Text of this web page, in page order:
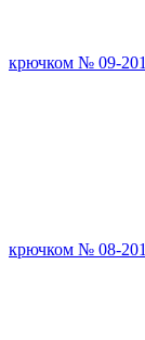
крючком № 09-
крючком № 08-